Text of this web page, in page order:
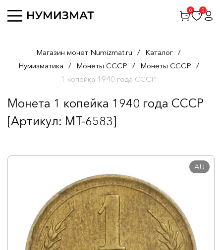
0 0
Магазин монет Numizmat.ru / Каталог /
Нумизматика / Монеты СССР / Монеты СССР /
1 копейка 1940 года СССР
Монета 1 копейка 1940 года СССР
[Артикул: MT-6583]
AU